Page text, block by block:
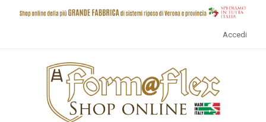
Accedi